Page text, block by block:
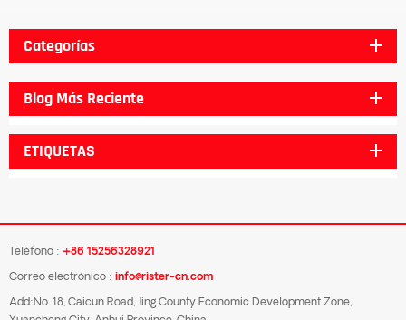
Categorías
Blog Más Reciente
ETIQUETAS
Teléfono : +86 15256328921
Correo electrónico : info@rister-cn.com
Add:No. 18, Caicun Road, Jing County Economic Development Zone,